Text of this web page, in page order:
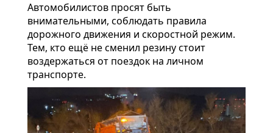
Автомобилистов просят быть
внимательными, соблюдать правила
дорожного движения и скоростной режим.
Тем, кто ещё не сменил резину стоит
воздержаться от поездок на личном
транспорте.